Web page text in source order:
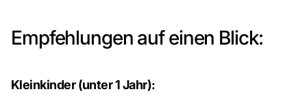
Empfehlungen auf einen Blick:
Kleinkinder (unter 1 Jahr):
o
c